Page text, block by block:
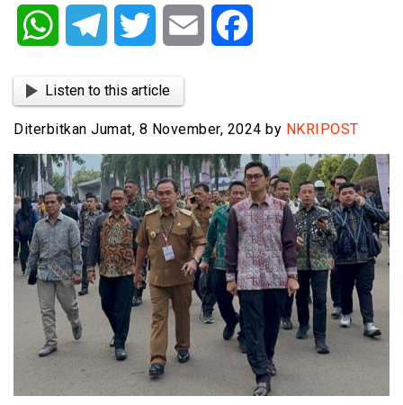
WhatsAppTelegram Twitter Email
Listen to this article
Diterbitkan Jumat, 8 November, 2024 by NKRIPOST